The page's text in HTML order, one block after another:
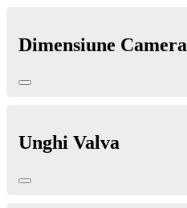
Dimensiune Camera
Unghi Valva